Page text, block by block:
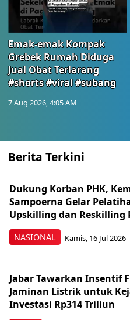
Emak-emak Kompak
Grebek Rumah Diduga
Jual Obat Terlarang
#shorts #viral #subang
7 Aug 2026, 4:05 AM
Berita Terkini
NASIONAL
Dukung Korban PHK,
Sampoerna Gelar
Upskilling dan Reskilling
Kamis, 16 Jul 2026
Jabar Tawarkan Insentif
Jaminan Listrik untuk
Investasi Rp314 Triliun